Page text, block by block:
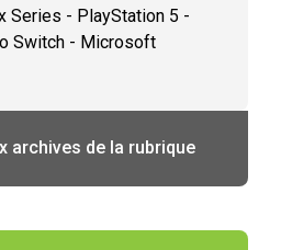
Series - PlayStation 5 -
Switch - Microsoft
archives de la rubrique